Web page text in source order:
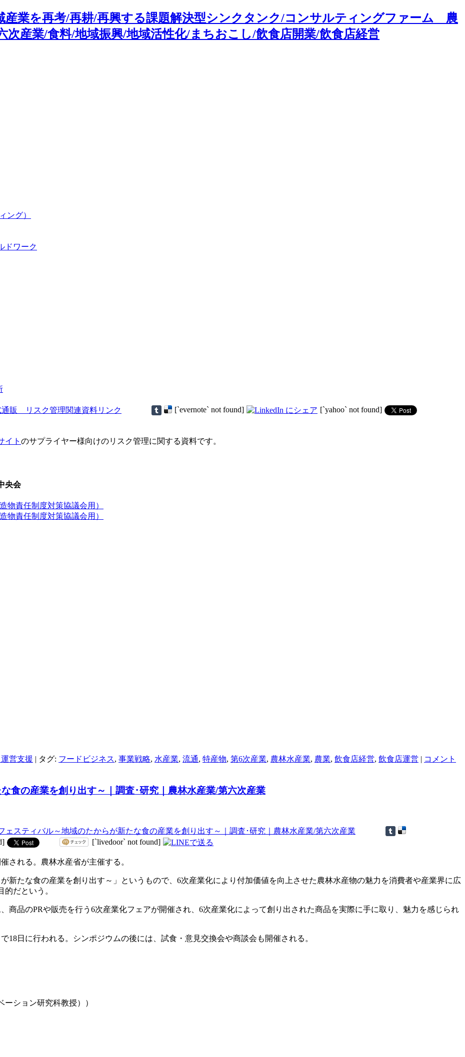
業を再考/再耕/再興する課題解決型シンクタンク/コンサルティングファーム 農
次産業/食料/地域振興/地域活性化/まちおこし/飲食店開業/飲食店経営
ング）
ドワーク
[`evernote` not found]
[`yahoo` not found]
イト のサプライヤー様向けのリスク管理に関する資料です。
央会
物責任制度対策協議会用）
物責任制度対策協議会用）
営支援 | タグ: フードビジネス, 事業戦略, 水産業, 流通, 特産物, 第6次産業, 農林水産業, 農業, 飲食店経営, 飲食店運営 | コメント
食の産業を創り出す～｜調査･研究｜農林水産業/第六次産業
[`livedoor` not found]
される。農林水産省が主催する。
新たな食の産業を創り出す～」というもので、6次産業化により付加価値を向上させた農林水産物の魅力を消費者や産業界に広
だという。
商品のPRや販売を行う6次産業化フェアが開催され、6次産業化によって創り出された商品を実際に手に取り、魅力を感じられ
18日に行われる。シンポジウムの後には、試食・意見交換会や商談会も開催される。
ション研究科教授））